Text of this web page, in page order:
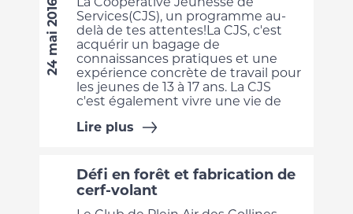
Services(CJS), un programme au-
delà de tes attentes!La CJS, c'est
acquérir un bagage de
connaissances pratiques et une
expérience concrète de travail pour
les jeunes de 13 à 17 ans. La CJS
c'est également vivre une vie de
Lire plus
24 mai 2016
Défi en forêt et fabrication de
cerf-volant